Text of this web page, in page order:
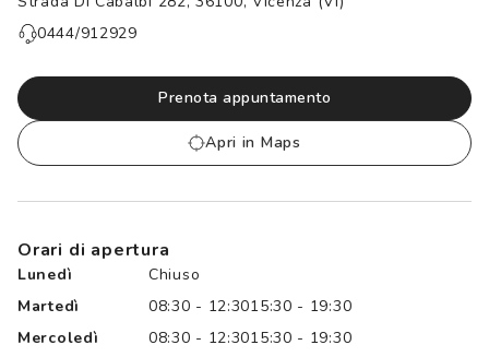
Prenota un test della vista gratuito
Controllo visivo
Carta fedeltà
0444/912929
Prenota appuntamento
Apri in Maps
Orari di apertura
Lunedì
Chiuso
Martedì
08:30 - 12:3015:30 - 19:30
Mercoledì
08:30 - 12:3015:30 - 19:30